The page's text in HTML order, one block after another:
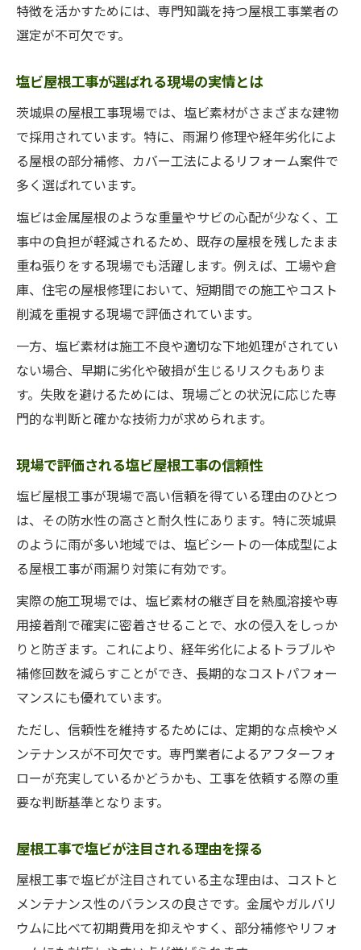
特徴を活かすためには、専門知識を持つ屋根工事業者の
選定が不可欠です。
塩ビ屋根工事が選ばれる現場の実情とは
茨城県の屋根工事現場では、塩ビ素材がさまざまな建物
で採用されています。特に、雨漏り修理や経年劣化によ
る屋根の部分補修、カバー工法によるリフォーム案件で
多く選ばれています。
塩ビは金属屋根のような重量やサビの心配が少なく、工
事中の負担が軽減されるため、既存の屋根を残したまま
重ね張りをする現場でも活躍します。例えば、工場や倉
庫、住宅の屋根修理において、短期間での施工やコスト
削減を重視する現場で評価されています。
一方、塩ビ素材は施工不良や適切な下地処理がされてい
ない場合、早期に劣化や破損が生じるリスクもありま
す。失敗を避けるためには、現場ごとの状況に応じた専
門的な判断と確かな技術力が求められます。
現場で評価される塩ビ屋根工事の信頼性
塩ビ屋根工事が現場で高い信頼を得ている理由のひとつ
は、その防水性の高さと耐久性にあります。特に茨城県
のように雨が多い地域では、塩ビシートの一体成型によ
る屋根工事が雨漏り対策に有効です。
実際の施工現場では、塩ビ素材の継ぎ目を熱風溶接や専
用接着剤で確実に密着させることで、水の侵入をしっか
りと防ぎます。これにより、経年劣化によるトラブルや
補修回数を減らすことができ、長期的なコストパフォー
マンスにも優れています。
ただし、信頼性を維持するためには、定期的な点検やメ
ンテナンスが不可欠です。専門業者によるアフターフォ
ローが充実しているかどうかも、工事を依頼する際の重
要な判断基準となります。
屋根工事で塩ビが注目される理由を探る
屋根工事で塩ビが注目されている主な理由は、コストと
メンテナンス性のバランスの良さです。金属やガルバリ
ウムに比べて初期費用を抑えやすく、部分補修やリフォ